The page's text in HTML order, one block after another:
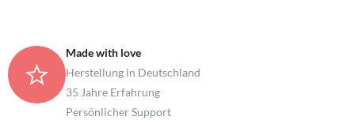
Made with love
Herstellung in Deutschland
35 Jahre Erfahrung
Persönlicher Support